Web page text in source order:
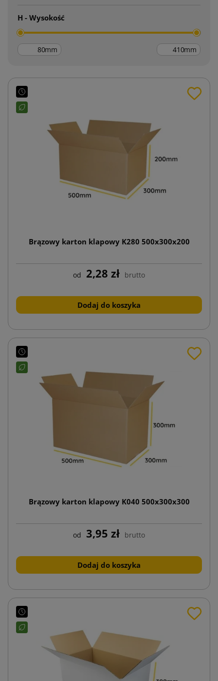
H - Wysokość
mm mm
Brązowy karton klapowy K280 500x300x200
od 2,28 zł brutto
Dodaj do koszyka
Brązowy karton klapowy K040 500x300x300
od 3,95 zł brutto
Dodaj do koszyka